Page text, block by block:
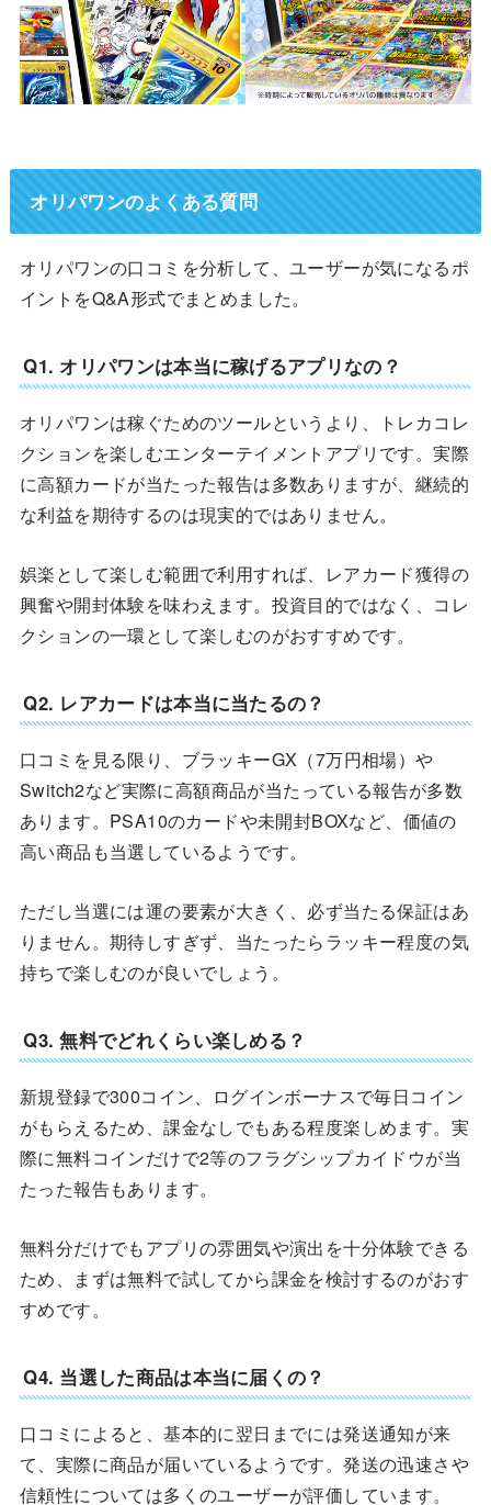
オリパワンのよくある質問
オリパワンの口コミを分析して、ユーザーが気になるポ
イントをQ&A形式でまとめました。
Q1. オリパワンは本当に稼げるアプリなの？
オリパワンは稼ぐためのツールというより、トレカコレ
クションを楽しむエンターテイメントアプリです。実際
に高額カードが当たった報告は多数ありますが、継続的
な利益を期待するのは現実的ではありません。
娯楽として楽しむ範囲で利用すれば、レアカード獲得の
興奮や開封体験を味わえます。投資目的ではなく、コレ
クションの一環として楽しむのがおすすめです。
Q2. レアカードは本当に当たるの？
口コミを見る限り、ブラッキーGX（7万円相場）や
Switch2など実際に高額商品が当たっている報告が多数
あります。PSA10のカードや未開封BOXなど、価値の
高い商品も当選しているようです。
ただし当選には運の要素が大きく、必ず当たる保証はあ
りません。期待しすぎず、当たったらラッキー程度の気
持ちで楽しむのが良いでしょう。
Q3. 無料でどれくらい楽しめる？
新規登録で300コイン、ログインボーナスで毎日コイン
がもらえるため、課金なしでもある程度楽しめます。実
際に無料コインだけで2等のフラグシップカイドウが当
たった報告もあります。
無料分だけでもアプリの雰囲気や演出を十分体験できる
ため、まずは無料で試してから課金を検討するのがおす
すめです。
Q4. 当選した商品は本当に届くの？
口コミによると、基本的に翌日までには発送通知が来
て、実際に商品が届いているようです。発送の迅速さや
信頼性については多くのユーザーが評価しています。